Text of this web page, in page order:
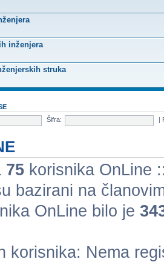
inženjera
struka
Šifra:
75 korisnika OnLine
bazirani na
OnLine bilo je
korisnika: Nema